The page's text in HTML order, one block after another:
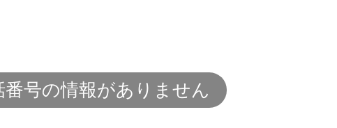
番号の情報がありません